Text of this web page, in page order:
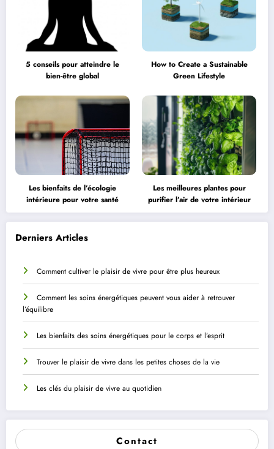
5 conseils pour atteindre le
bien-être global
How to Create a Sustainable
Green Lifestyle
Les bienfaits de l’écologie
intérieure pour votre santé
Les meilleures plantes pour
purifier l’air de votre intérieur
Derniers Articles
Comment cultiver le plaisir de vivre pour être plus heureux
Comment les soins énergétiques peuvent vous aider à retrouver
l’équilibre
Les bienfaits des soins énergétiques pour le corps et l’esprit
Trouver le plaisir de vivre dans les petites choses de la vie
Les clés du plaisir de vivre au quotidien
Contact